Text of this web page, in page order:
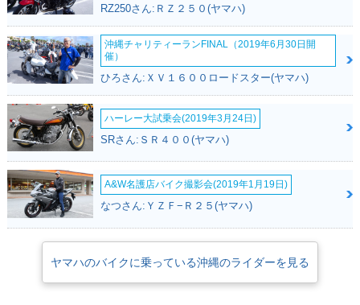
RZ250さん:ＲＺ２５０(ヤマハ)
沖縄チャリティーランFINAL（2019年6月30日開
催）
ひろさん:ＸＶ１６００ロードスター(ヤマハ)
ハーレー大試乗会(2019年3月24日)
SRさん:ＳＲ４００(ヤマハ)
A&W名護店バイク撮影会(2019年1月19日)
なつさん:ＹＺＦ−Ｒ２５(ヤマハ)
ヤマハのバイクに乗っている沖縄のライダーを見る